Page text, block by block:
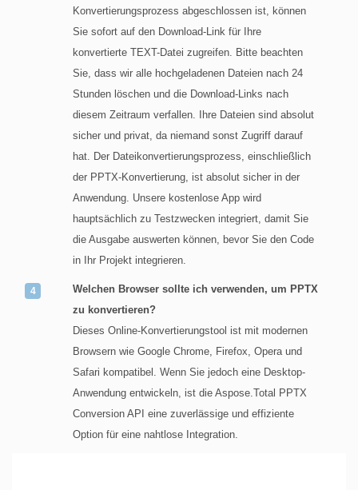
Konvertierungsprozess abgeschlossen ist, können
Sie sofort auf den Download-Link für Ihre
konvertierte TEXT-Datei zugreifen. Bitte beachten
Sie, dass wir alle hochgeladenen Dateien nach 24
Stunden löschen und die Download-Links nach
diesem Zeitraum verfallen. Ihre Dateien sind absolut
sicher und privat, da niemand sonst Zugriff darauf
hat. Der Dateikonvertierungsprozess, einschließlich
der PPTX-Konvertierung, ist absolut sicher in der
Anwendung. Unsere kostenlose App wird
hauptsächlich zu Testzwecken integriert, damit Sie
die Ausgabe auswerten können, bevor Sie den Code
in Ihr Projekt integrieren.
Welchen Browser sollte ich verwenden, um PPTX
zu konvertieren?
Dieses Online-Konvertierungstool ist mit modernen
Browsern wie Google Chrome, Firefox, Opera und
Safari kompatibel. Wenn Sie jedoch eine Desktop-
Anwendung entwickeln, ist die Aspose.Total PPTX
Conversion API eine zuverlässige und effiziente
Option für eine nahtlose Integration.